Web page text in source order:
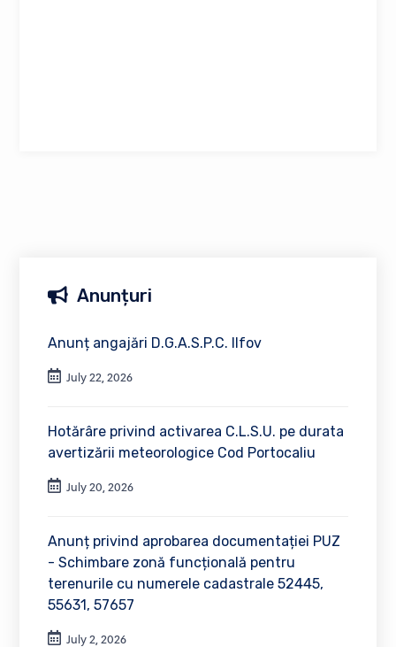
Anunțuri
Anunț angajări D.G.A.S.P.C. Ilfov
July 22, 2026
Hotărâre privind activarea C.L.S.U. pe durata
avertizării meteorologice Cod Portocaliu
July 20, 2026
Anunț privind aprobarea documentației PUZ
- Schimbare zonă funcțională pentru
terenurile cu numerele cadastrale 52445,
55631, 57657
July 2, 2026